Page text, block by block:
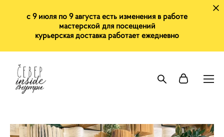
с 9 июля по 9 августа есть изменения в работе
мастерской для посещений
курьерская доставка работает ежедневно